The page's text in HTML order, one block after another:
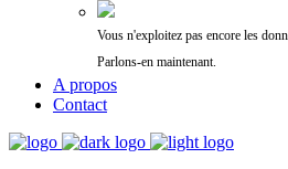
Vous n'exploitez pas encore les
Parlons-en maintenant.
A propos
Contact